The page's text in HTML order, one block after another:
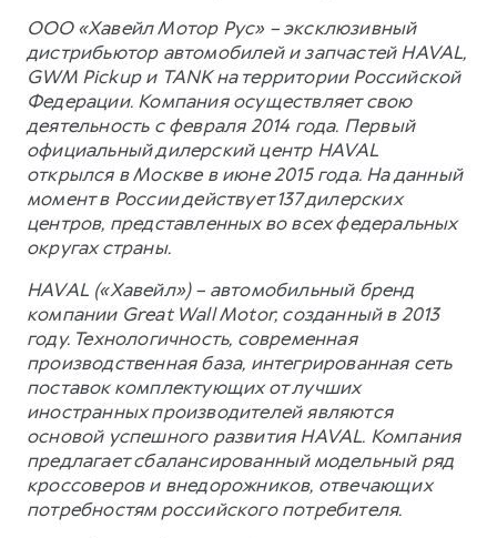
ООО «Хавейл Мотор Рус» – эксклюзивный
дистрибьютор автомобилей и запчастей HAVAL,
GWM Pickup и TANK на территории Российской
Федерации. Компания осуществляет свою
деятельность с февраля 2014 года. Первый
официальный дилерский центр HAVAL
открылся в Москве в июне 2015 года. На данный
момент в России действует 137 дилерских
центров, представленных во всех федеральных
округах страны.
HAVAL («Хавейл») – автомобильный бренд
компании Great Wall Motor, созданный в 2013
году. Технологичность, современная
производственная база, интегрированная сеть
поставок комплектующих от лучших
иностранных производителей являются
основой успешного развития HAVAL. Компания
предлагает сбалансированный модельный ряд
кроссоверов и внедорожников, отвечающих
потребностям российского потребителя.